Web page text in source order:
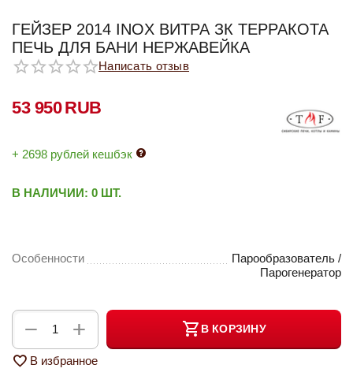
ГЕЙЗЕР 2014 INOX ВИТРА ЗК ТЕРРАКОТА
ПЕЧЬ ДЛЯ БАНИ НЕРЖАВЕЙКА
Написать отзыв
53 950RUB
+ 2698 рублей кешбэк
В НАЛИЧИИ: 0 ШТ.
Особенности
Парообразователь /
Парогенератор
+
− В КОРЗИНУ
В избранное